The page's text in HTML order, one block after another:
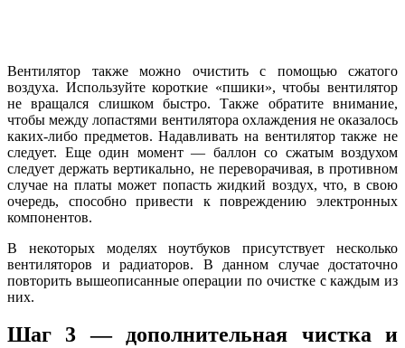
Вентилятор также можно очистить с помощью сжатого
воздуха. Используйте короткие «пшики», чтобы вентилятор
не вращался слишком быстро. Также обратите внимание,
чтобы между лопастями вентилятора охлаждения не оказалось
каких-либо предметов. Надавливать на вентилятор также не
следует. Еще один момент — баллон со сжатым воздухом
следует держать вертикально, не переворачивая, в противном
случае на платы может попасть жидкий воздух, что, в свою
очередь, способно привести к повреждению электронных
компонентов.
В некоторых моделях ноутбуков присутствует несколько
вентиляторов и радиаторов. В данном случае достаточно
повторить вышеописанные операции по очистке с каждым из
них.
Шаг 3 — дополнительная чистка и